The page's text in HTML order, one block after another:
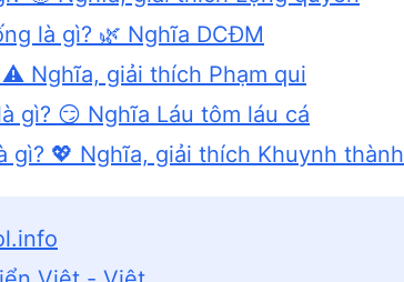
là gì? 🌿 Nghĩa DCĐM
⚠️ Nghĩa, giải thích Phạm qui
gì? 😏 Nghĩa Láu tôm láu cá
gì? 💖 Nghĩa, giải thích Khuynh thành